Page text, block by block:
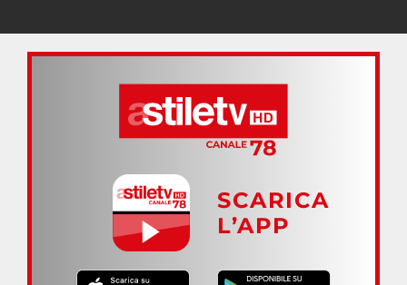
SCARICA
L’APP